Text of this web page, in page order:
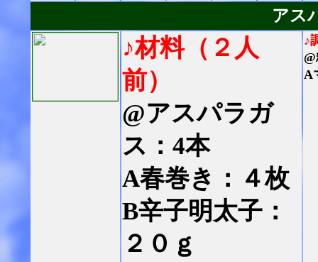
アス
♪材料（２人
前）
@アスパラガ
ス：4本
A春巻き：４枚
B辛子明太子：
２０ｇ
♪
A